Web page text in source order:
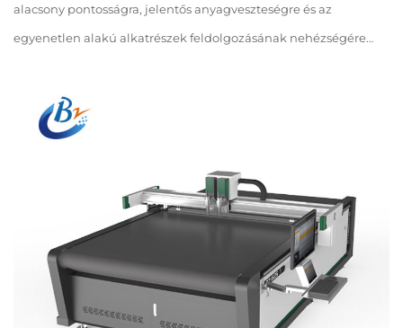
alacsony pontosságra, jelentős anyagveszteségre és az
egyenetlen alakú alkatrészek feldolgozásának nehézségére
hajlamos. Alkalmazási iparágak: Feldolgozás o...